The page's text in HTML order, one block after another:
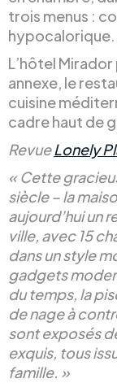
trois menus :
hypocalorique.
L’hôtel
annexe, le
cuisine
cadre haut de
RevueLonely
« Cette
siècle – la
aujourd’hui un
ville, avec 15
dans un style
gadgets
du temps, la
de nage à
sont exposés
exquis, tous
famille. »